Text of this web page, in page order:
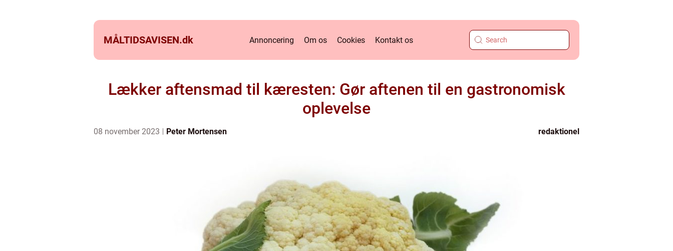
MÅLTIDSAVISEN.dk Annoncering Om os Cookies Kontakt os
Lækker aftensmad til kæresten: Gør aftenen til en gastronomisk
oplevelse
08 november 2023 Peter Mortensen redaktionel